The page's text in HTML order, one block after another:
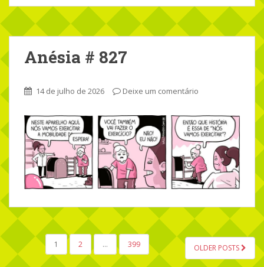
Anésia # 827
14 de julho de 2026 Deixe um comentário
NAVEGAÇÃO POR POSTS
1 2 … 399 OLDER POSTS